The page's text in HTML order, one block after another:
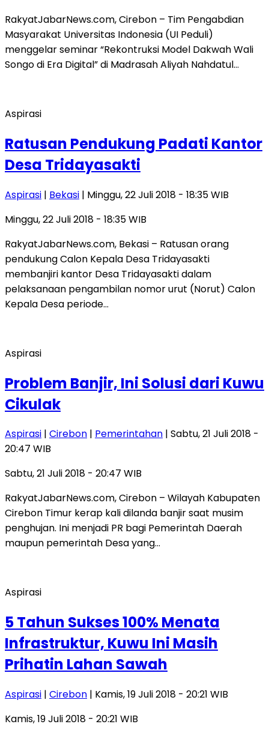
RakyatJabarNews.com, Cirebon – Tim Pengabdian
Masyarakat Universitas Indonesia (UI Peduli)
menggelar seminar “Rekontruksi Model Dakwah Wali
Songo di Era Digital” di Madrasah Aliyah Nahdatul…
Aspirasi
Ratusan Pendukung Padati Kantor
Desa Tridayasakti
Aspirasi | Bekasi | Minggu, 22 Juli 2018 - 18:35 WIB
Minggu, 22 Juli 2018 - 18:35 WIB
RakyatJabarNews.com, Bekasi – Ratusan orang
pendukung Calon Kepala Desa Tridayasakti
membanjiri kantor Desa Tridayasakti dalam
pelaksanaan pengambilan nomor urut (Norut) Calon
Kepala Desa periode…
Aspirasi
Problem Banjir, Ini Solusi dari Kuwu
Cikulak
Aspirasi | Cirebon | Pemerintahan | Sabtu, 21 Juli 2018 -
20:47 WIB
Sabtu, 21 Juli 2018 - 20:47 WIB
RakyatJabarNews.com, Cirebon – Wilayah Kabupaten
Cirebon Timur kerap kali dilanda banjir saat musim
penghujan. Ini menjadi PR bagi Pemerintah Daerah
maupun pemerintah Desa yang…
Aspirasi
5 Tahun Sukses 100% Menata
Infrastruktur, Kuwu Ini Masih
Prihatin Lahan Sawah
Aspirasi | Cirebon | Kamis, 19 Juli 2018 - 20:21 WIB
Kamis, 19 Juli 2018 - 20:21 WIB